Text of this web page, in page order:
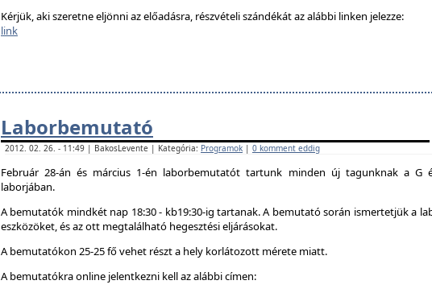
Kérjük, aki szeretne eljönni az előadásra, részvételi szándékát az alábbi linken jelezze:
link
Laborbemutató
2012. 02. 26. - 11:49 | BakosLevente | Kategória: Programok | 0 komment eddig
Február 28-án és március 1-én laborbemutatót tartunk minden új tagunknak a G
laborjában.
A bemutatók mindkét nap 18:30 - kb19:30-ig tartanak. A bemutató során ismertetjük a
eszközöket, és az ott megtalálható hegesztési eljárásokat.
A bemutatókon 25-25 fő vehet részt a hely korlátozott mérete miatt.
A bemutatókra online jelentkezni kell az alábbi címen: